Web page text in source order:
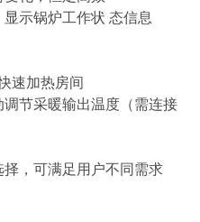
示锅炉工作状 态信息
速加热房间
节采暖输出温度（需连接
，可满足用户不同需求